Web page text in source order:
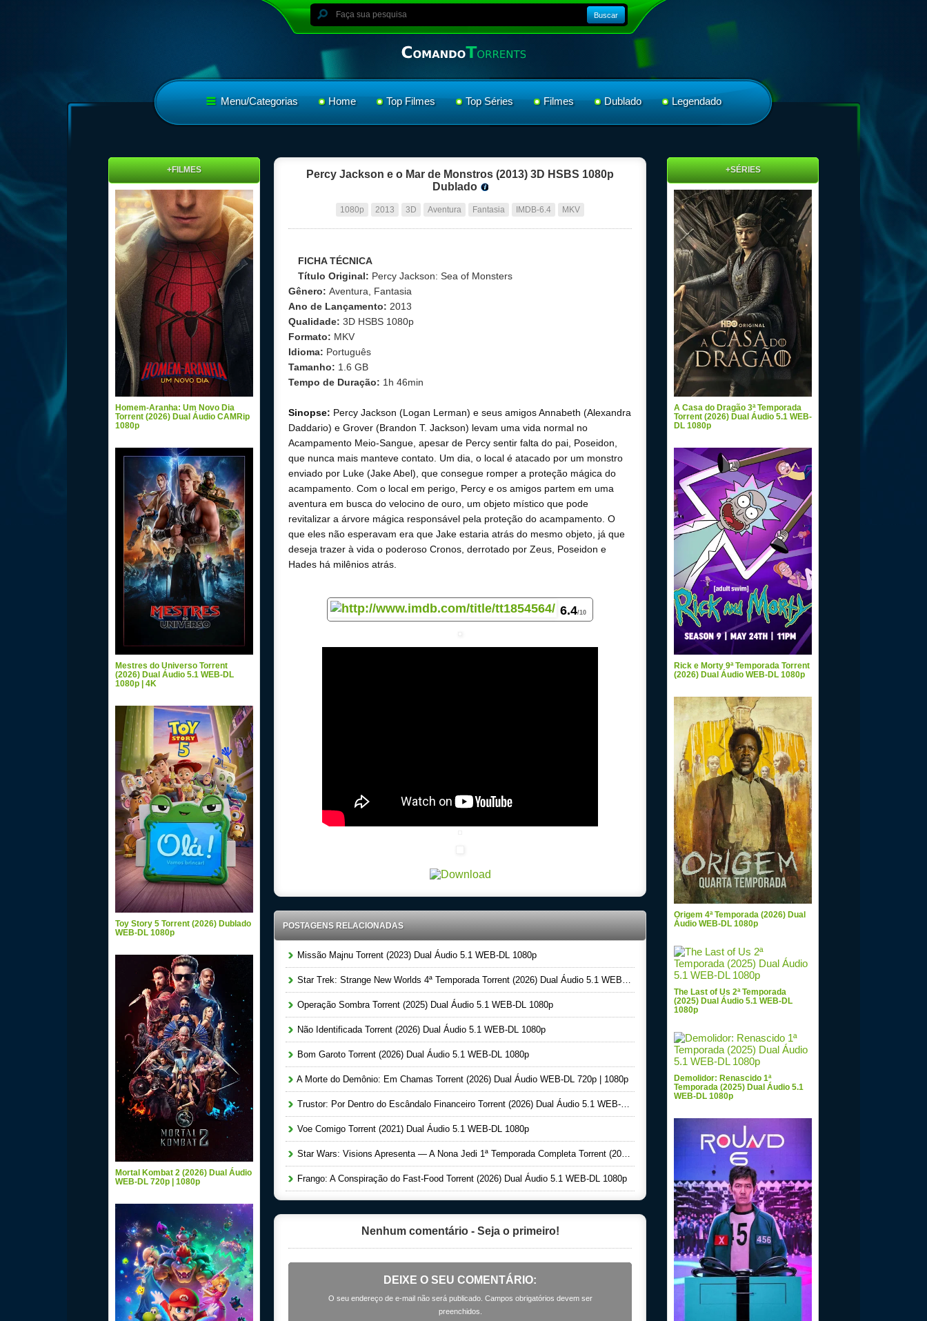
Buscar
Menu/Categorias Home Top Filmes Top Séries Filmes Dublado Legendado
Percy Jackson e o Mar de Monstros (2013) 3D HSBS 1080p
Dublado
1080p 2013 3D Aventura Fantasia IMDB-6.4 MKV
FICHA TÉCNICA
Título Original: Percy Jackson: Sea of Monsters
Gênero: Aventura, Fantasia
Ano de Lançamento: 2013
Qualidade: 3D HSBS 1080p
Formato: MKV
Idioma: Português
Tamanho: 1.6 GB
Tempo de Duração: 1h 46min
Sinopse: Percy Jackson (Logan Lerman) e seus amigos Annabeth (Alexandra
Daddario) e Grover (Brandon T. Jackson) levam uma vida normal no
Acampamento Meio-Sangue, apesar de Percy sentir falta do pai, Poseidon,
que nunca mais manteve contato. Um dia, o local é atacado por um monstro
enviado por Luke (Jake Abel), que consegue romper a proteção mágica do
acampamento. Com o local em perigo, Percy e os amigos partem em uma
aventura em busca do velocino de ouro, um objeto místico que pode
revitalizar a árvore mágica responsável pela proteção do acampamento. O
que eles não esperavam era que Jake estaria atrás do mesmo objeto, já que
deseja trazer à vida o poderoso Cronos, derrotado por Zeus, Poseidon e
Hades há milênios atrás.
6.4/10
POSTAGENS RELACIONADAS
Missão Majnu Torrent (2023) Dual Áudio 5.1 WEB-DL 1080p
Star Trek: Strange New Worlds 4ª Temporada Torrent (2026) Dual Áudio 5.1 WEB-DL 1080p
Operação Sombra Torrent (2025) Dual Áudio 5.1 WEB-DL 1080p
Não Identificada Torrent (2026) Dual Áudio 5.1 WEB-DL 1080p
Bom Garoto Torrent (2026) Dual Áudio 5.1 WEB-DL 1080p
A Morte do Demônio: Em Chamas Torrent (2026) Dual Áudio WEB-DL 720p | 1080p
Trustor: Por Dentro do Escândalo Financeiro Torrent (2026) Dual Áudio 5.1 WEB-DL 1080p
Voe Comigo Torrent (2021) Dual Áudio 5.1 WEB-DL 1080p
Star Wars: Visions Apresenta — A Nona Jedi 1ª Temporada Completa Torrent (2026) Dual Áudio 5.1 WEB-DL 1080p
Frango: A Conspiração do Fast-Food Torrent (2026) Dual Áudio 5.1 WEB-DL 1080p
Nenhum comentário - Seja o primeiro!
DEIXE O SEU COMENTÁRIO:
O seu endereço de e-mail não será publicado. Campos obrigatórios devem ser
preenchidos.
+FILMES
Homem-Aranha: Um Novo Dia
Torrent (2026) Dual Áudio CAMRip
1080p
Mestres do Universo Torrent
(2026) Dual Áudio 5.1 WEB-DL
1080p | 4K
Toy Story 5 Torrent (2026) Dublado
WEB-DL 1080p
Mortal Kombat 2 (2026) Dual Áudio
WEB-DL 720p | 1080p
+SÉRIES
A Casa do Dragão 3ª Temporada
Torrent (2026) Dual Áudio 5.1 WEB-
DL 1080p
Rick e Morty 9ª Temporada Torrent
(2026) Dual Áudio WEB-DL 1080p
Origem 4ª Temporada (2026) Dual
Áudio WEB-DL 1080p
The Last of Us 2ª Temporada
(2025) Dual Áudio 5.1 WEB-DL
1080p
Demolidor: Renascido 1ª
Temporada (2025) Dual Áudio 5.1
WEB-DL 1080p